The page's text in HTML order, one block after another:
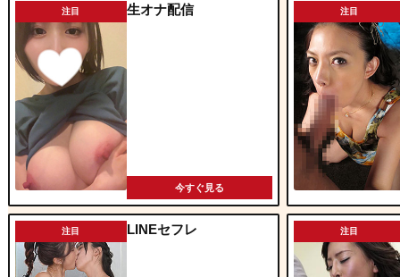
注目 生オナ配信
今すぐ見る
注目 LINEセフレ
注目
注目